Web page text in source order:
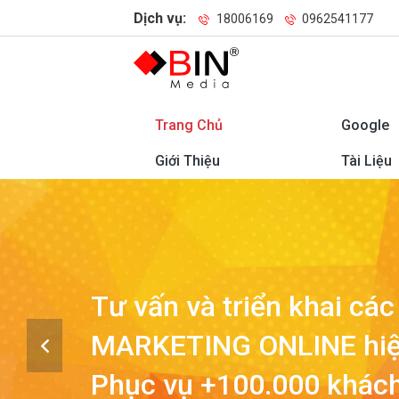
Dịch vụ: 18006169 0962541177
Trang Chủ Google
Giới Thiệu Tài Liệu
Lùi lại